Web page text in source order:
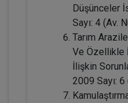
360 TL
Tüketici
Düşünceler
Sayı: 4 (Av.
Tarım
Ve Özellikle
İlişkin
2009 Sayı: